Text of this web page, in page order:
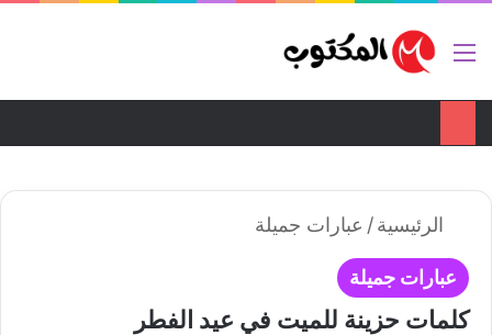
القائمة
الرئيسية/ عبارات جميلة
عبارات جميلة
كلمات حزينة للميت في عيد الفطر
ضع اعلانك هنا